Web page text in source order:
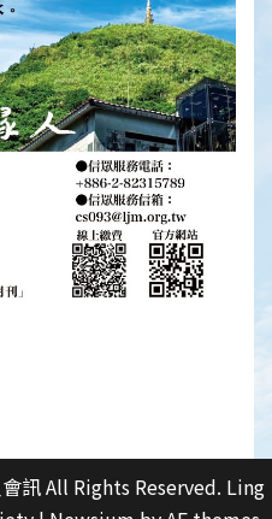
訊 All Rights Reserved. Ling